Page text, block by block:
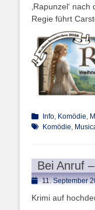
‚Rapunzel‘
Regie führt
Kategorien
Info Komödie
Komödie
Bei Anruf
Posted11. September
Krimi auf